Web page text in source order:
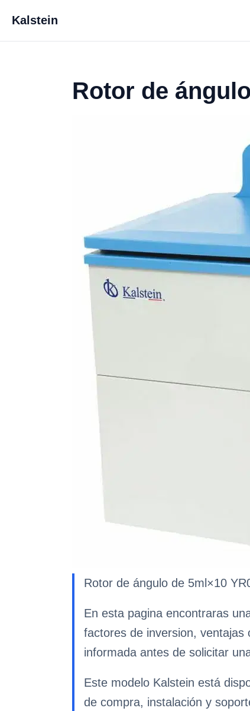
Kalstein
Rotor de
Rotor de ángulo de 5ml×10
En esta pagina encontraras
factores de inversion, ventajas
informada antes de solicitar
Este modelo Kalstein está
de compra, instalación y